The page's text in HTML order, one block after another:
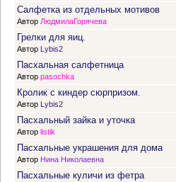
Салфетка из отдельных мотивов
Автор ЛюдмилаГорячева
Грелки для яиц.
Автор Lybis2
Пасхальная салфетница
Автор pasochka
Кролик с киндер сюрпризом.
Автор Lybis2
Пасхальный зайка и уточка
Автор listik
Пасхальные украшения для дома
Автор Нина Николаевна
Пасхальные куличи из фетра